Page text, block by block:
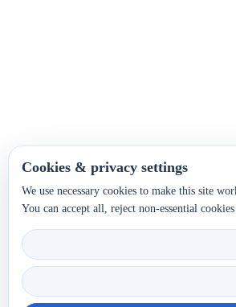
Cookies & privacy settings
We use necessary cookies to make this site
You can accept all, reject non-essential